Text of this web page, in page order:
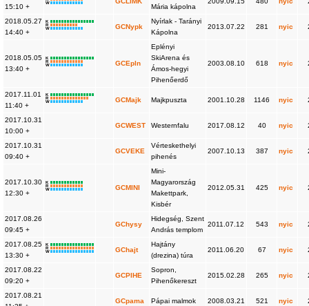
15:10 +
W
Mária kápolna
2018.05.27
14:40 +
K
R
W
GCNypk
Nyírlak - Tarányi
Kápolna
2013.07.22 281 nyic
2018.05.05
13:40 +
K
R
W
GCEpln
Eplényi
SkiArena és
Ámos-hegyi
Pihenőerdő
2003.08.10 618 nyic
2017.11.01
11:40 +
K
R
W
GCMajk Majkpuszta 2001.10.28 1146 nyic
2017.10.31
10:00 +
GCWEST Westernfalu 2017.08.12 40 nyic
2017.10.31
09:40 +
GCVEKE
Vérteskethelyi
pihenés
2007.10.13 387 nyic
2017.10.30
12:30 +
K
R
W
GCMINI
Mini-
Magyarország
Makettpark,
Kisbér
2012.05.31 425 nyic
2017.08.26
09:45 +
GChysy
Hidegség, Szent
András templom
2011.07.12 543 nyic
2017.08.25
13:30 +
K
R
W
GChajt
Hajtány
(drezina) túra
2011.06.20 67 nyic
2017.08.22
09:20 +
GCPIHE
Sopron,
Pihenőkereszt
2015.02.28 265 nyic
2017.08.21
GCpama Pápai malmok 2008.03.21 521 nyic